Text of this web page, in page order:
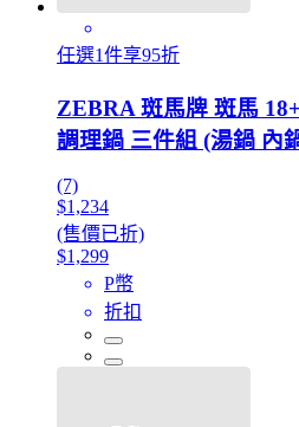
任選1件享95折
ZEBRA 斑馬牌 斑馬
調理鍋 三件組 (湯鍋 內
(7)
$1,234
(售價已折)
$1,299
P幣
折扣